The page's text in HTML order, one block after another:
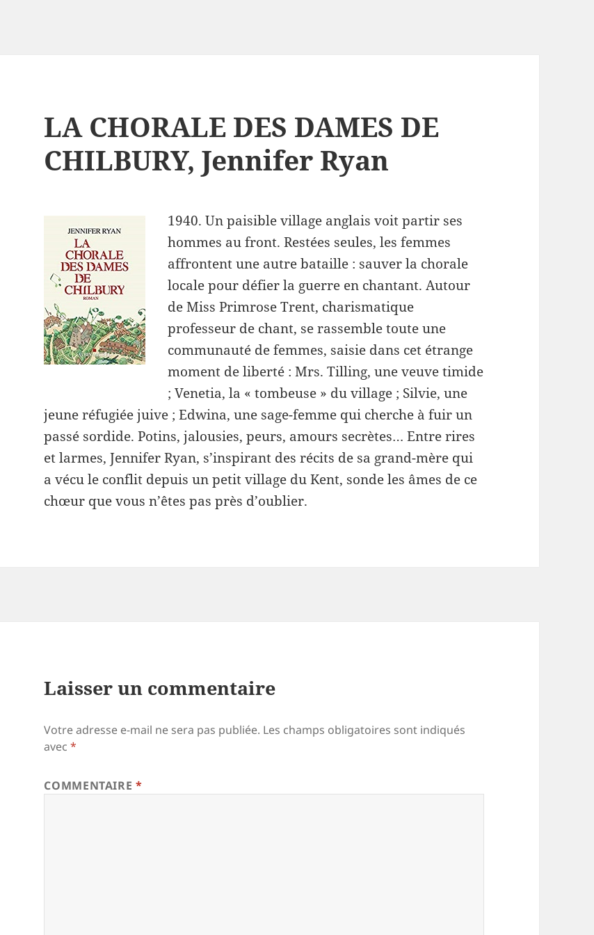
LA CHORALE DES DAMES DE
CHILBURY, Jennifer Ryan
1940. Un paisible village anglais voit partir ses
hommes au front. Restées seules, les femmes
affrontent une autre bataille : sauver la chorale
locale pour défier la guerre en chantant. Autour
de Miss Primrose Trent, charismatique
professeur de chant, se rassemble toute une
communauté de femmes, saisie dans cet étrange
moment de liberté : Mrs. Tilling, une veuve timide
; Venetia, la « tombeuse » du village ; Silvie, une
jeune réfugiée juive ; Edwina, une sage-femme qui cherche à fuir un
passé sordide. Potins, jalousies, peurs, amours secrètes… Entre rires
et larmes, Jennifer Ryan, s’inspirant des récits de sa grand-mère qui
a vécu le conflit depuis un petit village du Kent, sonde les âmes de ce
chœur que vous n’êtes pas près d’oublier.
Laisser un commentaire
Votre adresse e-mail ne sera pas publiée. Les champs obligatoires sont indiqués
avec*
COMMENTAIRE*